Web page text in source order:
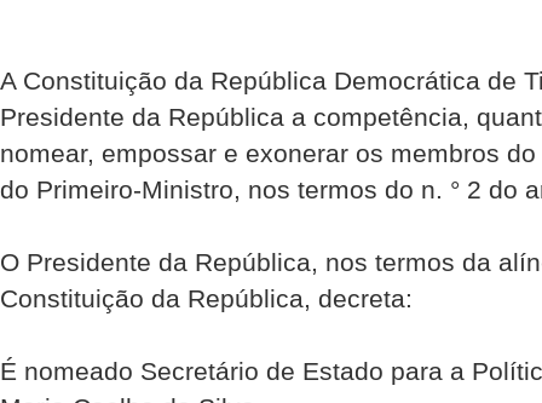
A Constituição da República Democrática de
Presidente da República a competência,
nomear, empossar e exonerar os membros
do Primeiro-Ministro, nos termos do n. ° 2 do
O Presidente da República, nos termos da
Constituição da República, decreta:
É nomeado Secretário de Estado para a